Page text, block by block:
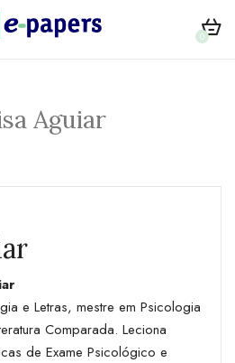
0
Aguiar
e Letras, mestre em Psicologia
Comparada. Leciona
de Exame Psicológico e